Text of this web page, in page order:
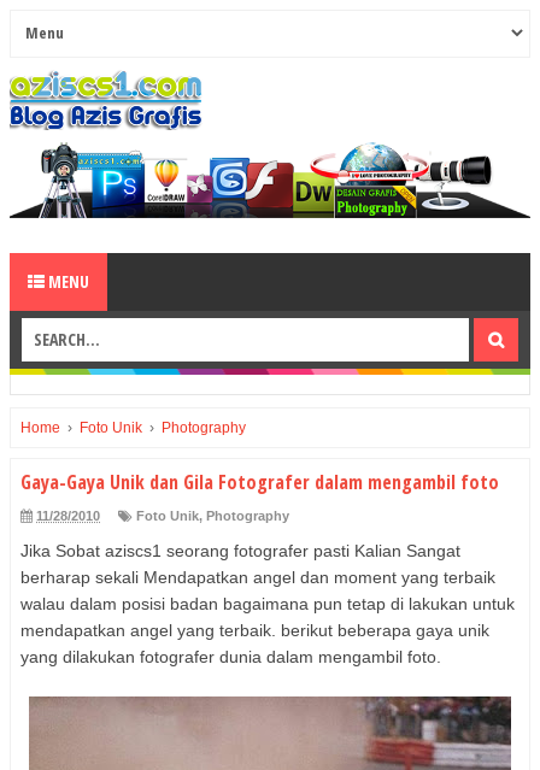
MENU
Home › Foto Unik › Photography
Gaya-Gaya Unik dan Gila Fotografer dalam mengambil foto
11/28/2010 Foto Unik, Photography
Jika Sobat aziscs1 seorang fotografer pasti Kalian Sangat
berharap sekali Mendapatkan angel dan moment yang terbaik
walau dalam posisi badan bagaimana pun tetap di lakukan untuk
mendapatkan angel yang terbaik. berikut beberapa gaya unik
yang dilakukan fotografer dunia dalam mengambil foto.